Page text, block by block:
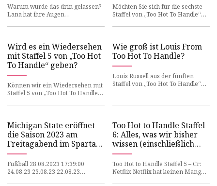
Warum wurde das drin gelassen?
Lana hat ihre Augen
Möchten Sie sich für die sechste
Staffel von „Too Hot To Handle“
Wird es ein Wiedersehen
mit Staffel 5 von „Too Hot
To Handle“ geben?
Können wir ein Wiedersehen mit
Staffel 5 von „Too Hot To Handle“
Wie groß ist Louis From
Too Hot To Handle?
Louis Russell aus der fünften
Staffel von „Too Hot To Handle“
Michigan State eröffnet
die Saison 2023 am
Freitagabend im Spartan
Stadium gegen Central
Michigan
Fußball 28.08.2023 17:39:00
24.08.23 23.08.23 22.08.23
Too Hot to Handle Staffel
6: Alles, was wir bisher
wissen (einschließlich
einer Wendung!)
Too Hot to Handle Staffel 5 – Cr:
Netflix Netflix hat keinen Mangel